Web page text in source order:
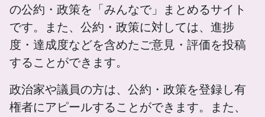
の公約・政策を「みんなで」まとめるサイト
です。また、公約・政策に対しては、進捗
度・達成度などを含めたご意見・評価を投稿
することができます。
政治家や議員の方は、公約・政策を登録し有
権者にアピールすることができます。また、